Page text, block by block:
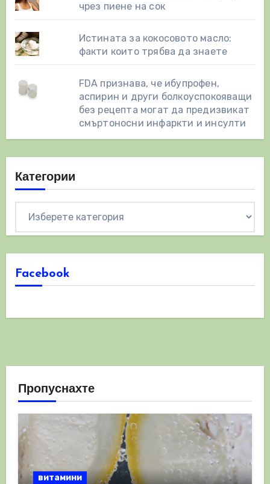
чрез пиене на сок
Истината за кокосовото масло:
факти които трябва да знаете
FDA признава, че ибупрофен,
аспирин и други болкоуспокояващи
без рецепта могат да предизвикат
смъртоносни инфаркти и инсулти
Категории
Facebook
Пропуснахте
витамини